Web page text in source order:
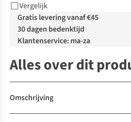
Vergelijk
Gratis levering vanaf €45
30 dagen bedenktijd
Klantenservice: ma-za
Alles over dit
Omschrijving